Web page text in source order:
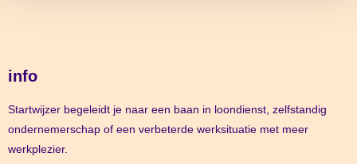
info
Startwijzer begeleidt je naar een baan in loondienst, zelfstandig
ondernemerschap of een verbeterde werksituatie met meer
werkplezier.